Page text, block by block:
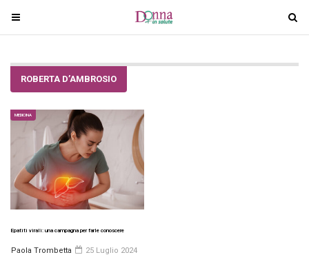
T
o
g
n
g
i
o
T
o
g
ROBERTA D’AMBROSIO
MEDICINA
Epatiti virali: una campagna per farle conoscere
Paola Trombetta 25 Luglio 2024